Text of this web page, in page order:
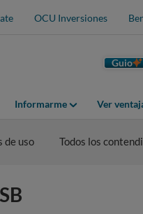
OCU Inversiones
Guio
Informarme Ver
de uso Todos los